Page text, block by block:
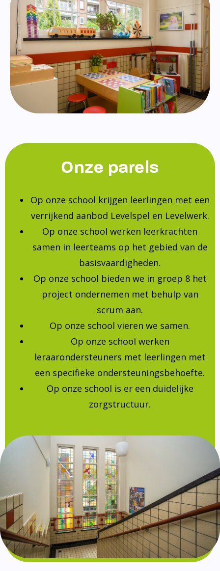
Onze parels
Op onze school krijgen leerlingen met een
verrijkend aanbod Levelspel en Levelwerk.
Op onze school werken leerkrachten
samen in leerteams op het gebied van de
basisvaardigheden.
Op onze school bieden we in groep 8 het
project ondernemen met behulp van
scrum aan.
Op onze school vieren we samen.
Op onze school werken
leraarondersteuners met leerlingen met
een specifieke ondersteuningsbehoefte.
Op onze school is er een duidelijke
zorgstructuur.